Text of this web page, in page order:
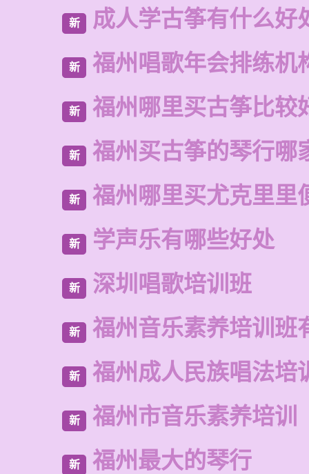
新 成人学古筝有什么好
新 福州唱歌年会排练机
新 福州哪里买古筝比较
新 福州买古筝的琴行哪
新 福州哪里买尤克里里
新 学声乐有哪些好处
新 深圳唱歌培训班
新 福州音乐素养培训班
新 福州成人民族唱法培
新 福州市音乐素养培训
新 福州最大的琴行